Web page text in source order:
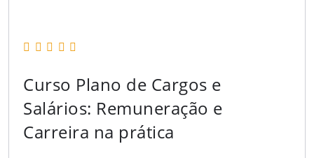
Curso Plano de Cargos e
Salários: Remuneração e
Carreira na prática